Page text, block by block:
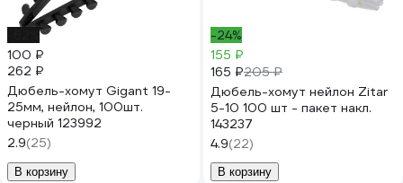
100 ₽
262 ₽
Дюбель-хомут Gigant 19-
25мм, нейлон, 100шт.
черный 123992
2.9(25)
В корзину
-24%
155 ₽
165 ₽205 ₽
Дюбель-хомут нейлон Zitar
5-10 100 шт - пакет накл.
143237
4.9(22)
В корзину